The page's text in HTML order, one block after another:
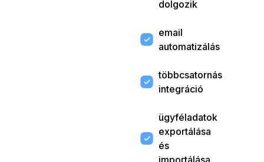
dolgozik
email
automatizálás
többcsatornás
integráció
ügyféladatok
exportálása
és
importálása